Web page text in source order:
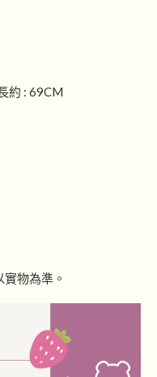
約 : 69CM
物為準。